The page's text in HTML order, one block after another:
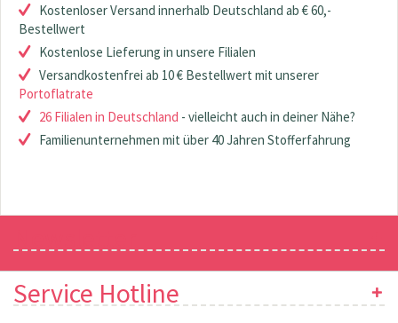
Kostenloser Versand innerhalb Deutschland ab € 60,-
Bestellwert
Kostenlose Lieferung in unsere Filialen
Versandkostenfrei ab 10 € Bestellwert mit unserer
Portoflatrate
26 Filialen in Deutschland - vielleicht auch in deiner Nähe?
Familienunternehmen mit über 40 Jahren Stofferfahrung
Service Hotline